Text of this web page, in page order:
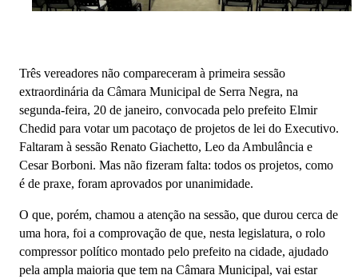
Três vereadores não compareceram à primeira sessão
extraordinária da Câmara Municipal de Serra Negra, na
segunda-feira, 20 de janeiro, convocada pelo prefeito Elmir
Chedid para votar um pacotaço de projetos de lei do Executivo.
Faltaram à sessão Renato Giachetto, Leo da Ambulância e
Cesar Borboni. Mas não fizeram falta: todos os projetos, como
é de praxe, foram aprovados por unanimidade.
O que, porém, chamou a atenção na sessão, que durou cerca de
uma hora, foi a comprovação de que, nesta legislatura, o rolo
compressor político montado pelo prefeito na cidade, ajudado
pela ampla maioria que tem na Câmara Municipal, vai estar